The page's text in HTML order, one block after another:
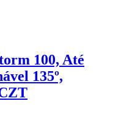
100, Até
135º,